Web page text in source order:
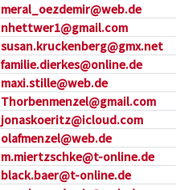
meral_oezdemir@web.de
nhettwer1@gmail.com
susan.kruckenberg@gmx.net
familie.dierkes@online.de
maxi.stille@web.de
Thorbenmenzel@gmail.com
jonaskoeritz@icloud.com
olafmenzel@web.de
m.miertzschke@t-online.de
black.baer@t-online.de